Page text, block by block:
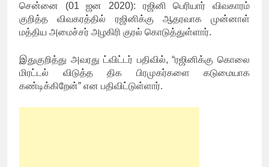
சென்னை (01 ஜன 2020): ரஜினி பெரியார் விவகாரம்
குறித்த விவகரத்தில் ரஜினிக்கு ஆதரவாக முன்னாள்
மத்திய அமைச்சர் அழகிரி குரல் கொடுத்துள்ளார்.
இதுகுறித்து அவரது ட்விட்டர் பதிவில், “ரஜினிக்கு கொலை
மிரட்டல் விடுத்த திக பிரமுகர்களை கடுமையாக
கண்டிக்கிறேன்” என பதிவிட்டுள்ளார்.